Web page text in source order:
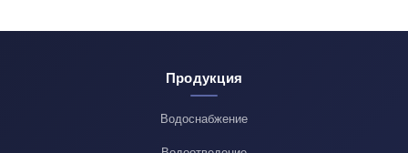
Продукция
Водоснабжение